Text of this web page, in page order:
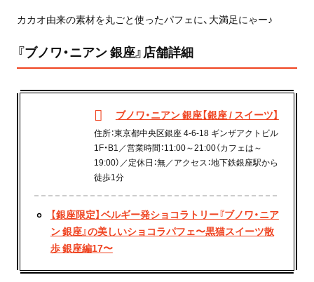
カカオ由来の素材を丸ごと使ったパフェに、大満足にゃー♪
『ブノワ・ニアン 銀座』店舗詳細
ブノワ・ニアン 銀座【銀座 / スイーツ】
住所：東京都中央区銀座 4-6-18 ギンザアクトビル
1F・B1／営業時間：11:00～21:00（カフェは～
19:00）／定休日：無／アクセス：地下鉄銀座駅から
徒歩1分
【銀座限定】ベルギー発ショコラトリー『ブノワ・ニア
ン 銀座』の美しいショコラパフェ〜黒猫スイーツ散
歩 銀座編17〜